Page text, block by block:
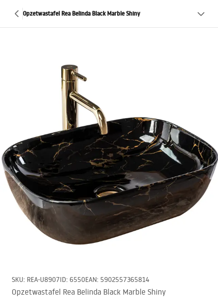
Opzetwastafel Rea Belinda Black Marble Shiny
SKU: REA-U8907ID: 6550EAN: 5902557365814
Opzetwastafel Rea Belinda Black Marble Shiny